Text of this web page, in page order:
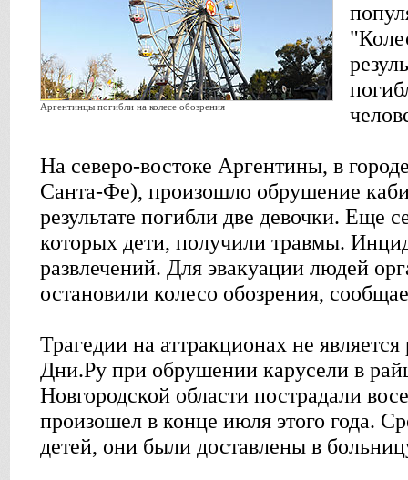
Аргентинцы погибли на колесе обозрения
На северо-востоке Аргентины, в
Санта-Фе), произошло обрушение
результате погибли две девочки. Еще
которых дети, получили травмы.
развлечений. Для эвакуации людей
остановили колесо обозрения,
Трагедии на аттракционах не
Дни.Ру при обрушении карусели в
Новгородской области пострадали
произошел в конце июля этого года.
детей, они были доставлены в